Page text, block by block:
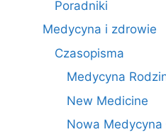
Poradniki
Medycyna i zdrowie
Czasopisma
Medycyna
New Medicine
Nowa Medycyna